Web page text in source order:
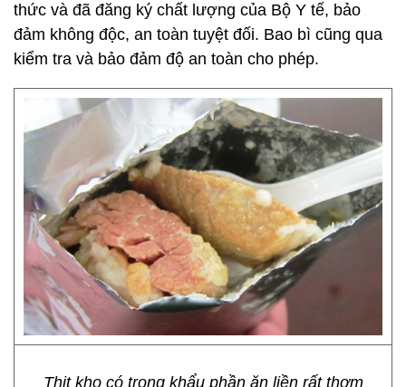
thức và đã đăng ký chất lượng của Bộ Y tế, bảo
đảm không độc, an toàn tuyệt đối. Bao bì cũng qua
kiểm tra và bảo đảm độ an toàn cho phép.
Thịt kho có trong khẩu phần ăn liền rất thơm